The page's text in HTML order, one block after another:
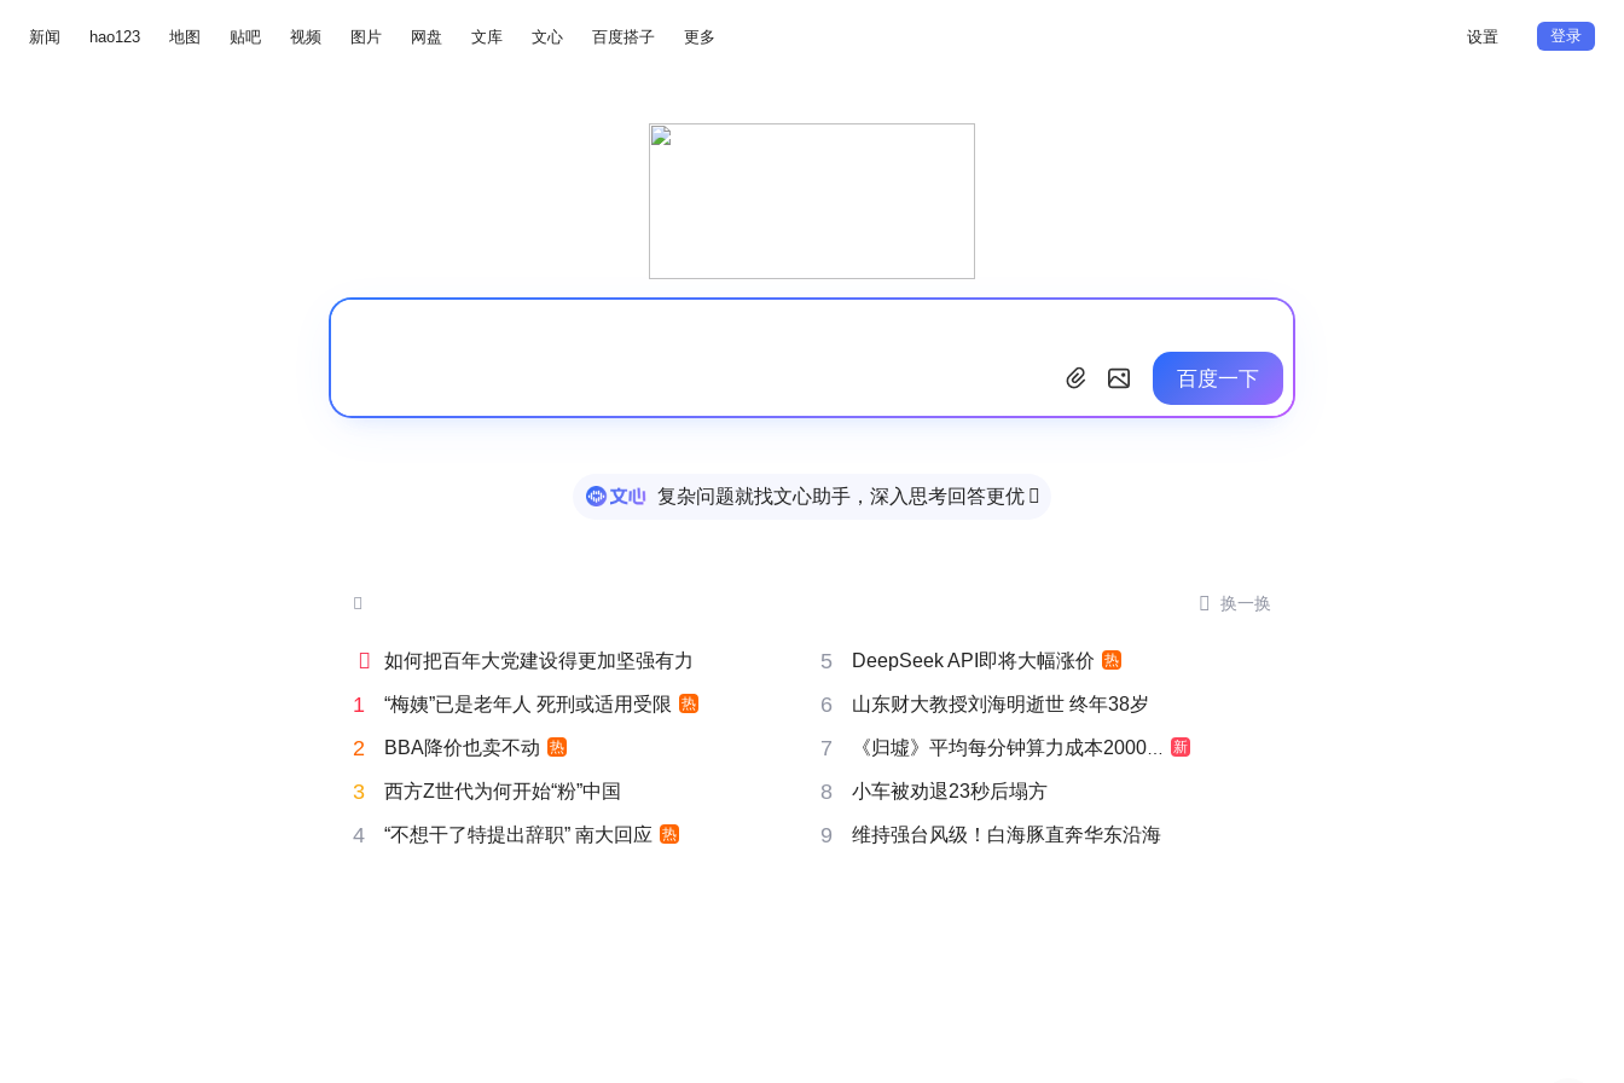
新闻 hao123 地图 贴吧 视频 图片 网盘 文库 文心 百度搭子 更多 设置 登录
百度一下
复杂问题就找文心助手，深入思考回答更优 
  换一换
 如何把百年大党建设得更加坚强有力 5 DeepSeek API即将大幅涨价 热
1 “梅姨”已是老年人 死刑或适用受限 热 6 山东财大教授刘海明逝世 终年38岁
2 BBA降价也卖不动 热 7 《归墟》平均每分钟算力成本2000元 新
3 西方Z世代为何开始“粉”中国 8 小车被劝退23秒后塌方
4 “不想干了特提出辞职” 南大回应 热 9 维持强台风级！白海豚直奔华东沿海